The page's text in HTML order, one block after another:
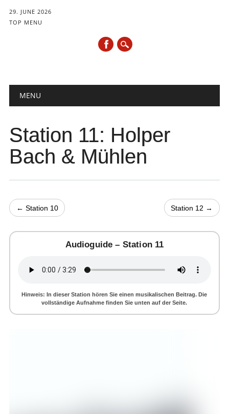
29. JUNE 2026
TOP MENU
Hauptmenü
MENU
Station 11: Holper
Bach & Mühlen
← Station 10 Station 12 →
Audioguide – Station 11
Hinweis: In dieser Station hören Sie einen musikalischen Beitrag. Die
vollständige Aufnahme finden Sie unten auf der Seite.